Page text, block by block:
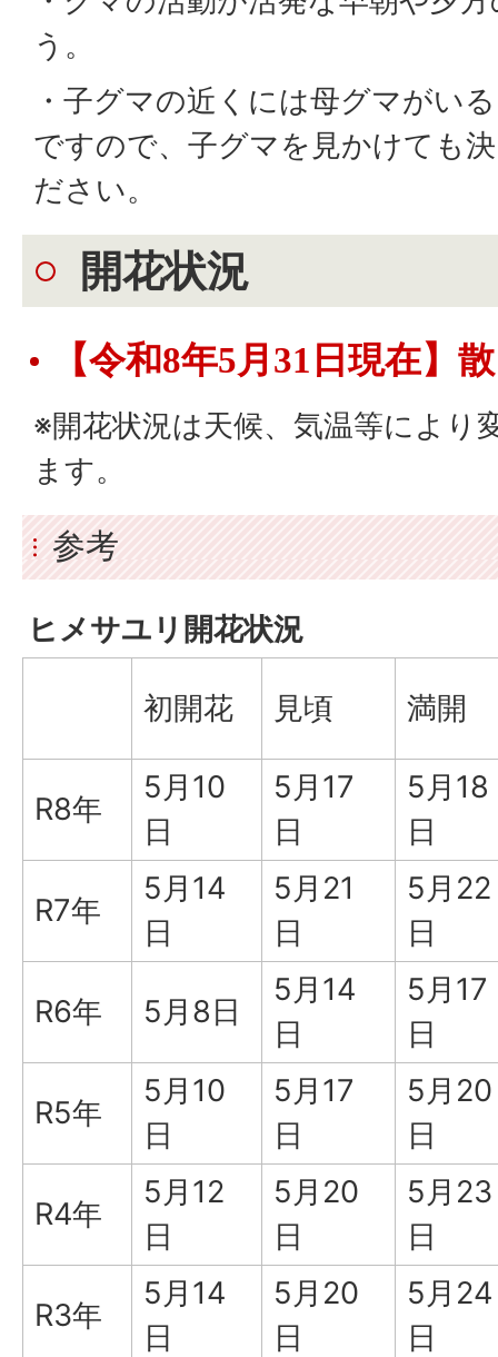
う。
・子グマの近くには母グマがい
ですので、子グマを見かけても
ださい。
開花状況
【令和8年5月31 日現在】
※開花状況は天候、気温等により
ます。
参考
ヒメサユリ開花状況
初開花 見頃 満開
R8年
5月10
日
5月17
日
5月18
日
R7年
5月14
日
5月21
日
5月22
日
R6年 5月8日
5月14
日
5月17
日
R5年
5月10
日
5月17
日
5月20
日
R4年
5月12
日
5月20
日
5月23
日
R3年
5月14
日
5月20
日
5月24
日